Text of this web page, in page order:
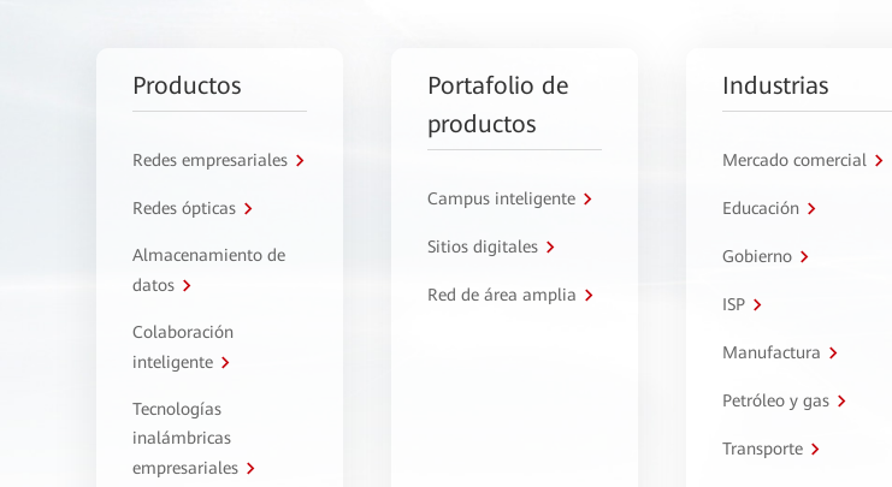
Productos
Redes empresariales
Redes ópticas
Almacenamiento de
datos
Colaboración
inteligente
Tecnologías
inalámbricas
empresariales
Portafolio de
productos
Campus inteligente
Sitios digitales
Red de área amplia
Industrias
Mercado comercial
Educación
Gobierno
ISP
Manufactura
Petróleo y gas
Transporte